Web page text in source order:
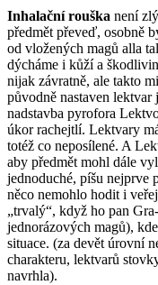
Inhalační rouška není
předmět převeď, osobně
od vložených magů alla
dýcháme i kůží a
nijak závratně, ale takto
původně nastaven
nadstavba pyrofora
úkor rachejtlí. Lektvary
totéž co neposílené. A
aby předmět mohl dále
jednoduché, píšu nejprve
něco nemohlo hodit i
„trvalý“, když ho pan
jednorázových magů),
situace. (za devět úrovní
charakteru, lektvarů
navrhla).